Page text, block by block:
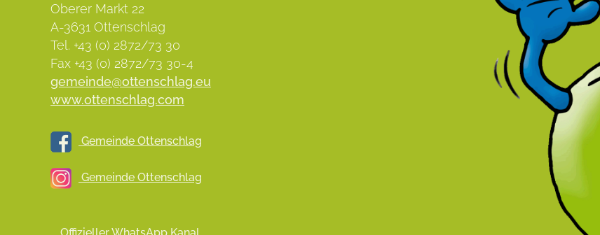
Oberer Markt 22
A-3631 Ottenschlag
Tel. +43 (0) 2872/73 30
Fax +43 (0) 2872/73 30-4
gemeinde@ottenschlag.eu
www.ottenschlag.com
Gemeinde Ottenschlag
Gemeinde Ottenschlag